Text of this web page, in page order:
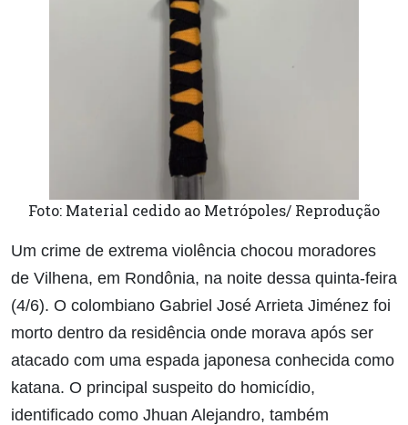
Foto: Material cedido ao Metrópoles/ Reprodução
Um crime de extrema violência chocou moradores
de Vilhena, em Rondônia, na noite dessa quinta-feira
(4/6). O colombiano Gabriel José Arrieta Jiménez foi
morto dentro da residência onde morava após ser
atacado com uma espada japonesa conhecida como
katana. O principal suspeito do homicídio,
identificado como Jhuan Alejandro, também